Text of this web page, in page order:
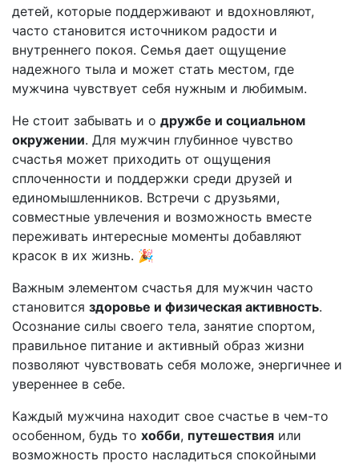
детей, которые поддерживают и вдохновляют,
часто становится источником радости и
внутреннего покоя. Семья дает ощущение
надежного тыла и может стать местом, где
мужчина чувствует себя нужным и любимым.
Не стоит забывать и о дружбе и социальном
окружении. Для мужчин глубинное чувство
счастья может приходить от ощущения
сплоченности и поддержки среди друзей и
единомышленников. Встречи с друзьями,
совместные увлечения и возможность вместе
переживать интересные моменты добавляют
красок в их жизнь. 🎉
Важным элементом счастья для мужчин часто
становится здоровье и физическая активность.
Осознание силы своего тела, занятие спортом,
правильное питание и активный образ жизни
позволяют чувствовать себя моложе, энергичнее и
увереннее в себе.
Каждый мужчина находит свое счастье в чем-то
особенном, будь то хобби, путешествия или
возможность просто насладиться спокойными